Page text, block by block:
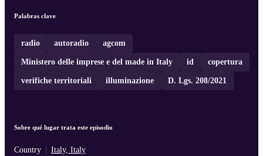
Palabras clave
radio autoradio agcom
Ministero delle imprese e del made in Italy id copertura
verifiche territoriali illuminazione D. Lgs. 208/2021
Sobre qué lugar trata este episodio
Country Italy, Italy